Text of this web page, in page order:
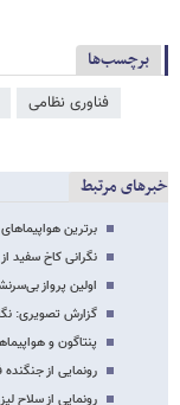
برچسب‌ها
فناوری نظامی
خبرهای مرتبط
برترین
نگرانی کاخ سفید
اولین پرواز
گزارش تصویری:
پنتاگون و
رونمایی از
رونمایی از سلاح